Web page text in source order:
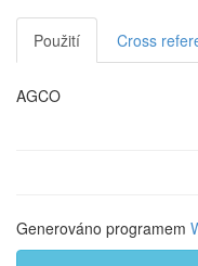
Použití Cross
AGCO
Generováno programem